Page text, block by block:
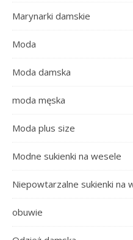
Marynarki damskie
Moda
Moda damska
moda męska
Moda plus size
Modne sukienki na wesele
Niepowtarzalne sukienki na
obuwie